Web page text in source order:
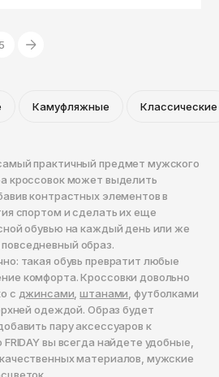
5
Камуфляжные Классические
практичный предмет мужского
кроссовок может выделить
контрастных элементов в
спортом и сделать их еще
обувью на каждый день или же
образ.
такая обувь превратит любые
комфорта. Кроссовки довольно
с джинсами ,штанами , футболками
одеждой. Образ будет
пару аксессуаров к
вы всегда найдете удобные,
материалов, мужские